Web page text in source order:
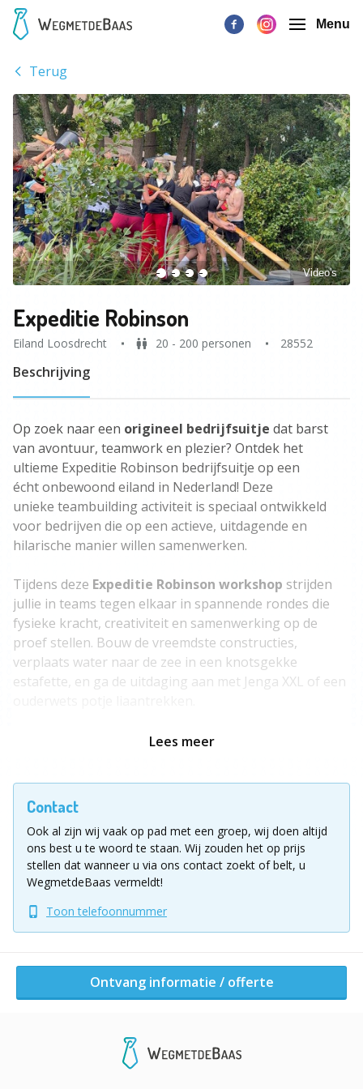
Menu
Terug
Video's
Expeditie Robinson
Eiland Loosdrecht 20 - 200 personen 28552
Beschrijving
Op zoek naar een origineel bedrijfsuitje dat barst
van avontuur, teamwork en plezier? Ontdek het
ultieme Expeditie Robinson bedrijfsuitje op een
écht onbewoond eiland in Nederland! Deze
unieke teambuilding activiteit is speciaal ontwikkeld
voor bedrijven die op een actieve, uitdagende en
hilarische manier willen samenwerken.
Tijdens deze Expeditie Robinson workshop strijden
jullie in teams tegen elkaar in spannende rondes die
fysieke kracht, creativiteit en samenwerking op de
proef stellen. Bouw de vreemdste constructies,
verplaats water naar de zee in een knotsgekke
estafette, en ga de uitdaging aan met Jenga XXL of een
Het hoogtepunt? Een spectaculaire eindproef waarin
titel:ultieme Robinson.
Vul voor meer informatie of een vrijblijvende
offerte het aanvraagformulier in.
Ligging uitje
Welkom op ’t Eiland Loosdrecht
Een verborgen parel midden in de natuur, gelegen op
drie eilanden met een totale oppervlakte van één
hectare, volledig omringd door rust, water en groen.
Het eiland is bij uitstek geschikt voor
bedrijfsuitjes/meetings. Op het hoofdeiland staat een
Lees meer
Contact
Ook al zijn wij vaak op pad met een groep, wij doen altijd
ons best u te woord te staan. Wij zouden het op prijs
stellen dat wanneer u via ons contact zoekt of belt, u
WegmetdeBaas vermeldt!
Toon telefoonnummer
Ontvang informatie / offerte